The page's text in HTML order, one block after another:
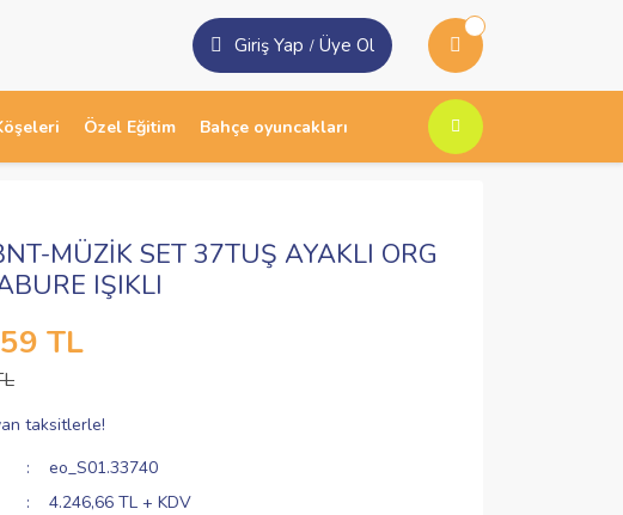
Giriş Yap / Üye Ol
Özel Eğitim Bahçe oyuncakları
MÜZİK SET 37TUŞ AYAKLI ORG
IŞIKLI
TL
taksitlerle!
eo_S01.33740
4.246,66 TL + KDV